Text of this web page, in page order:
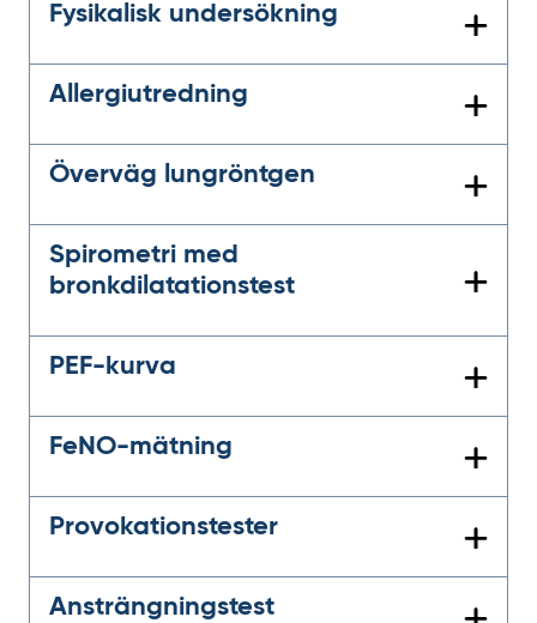
Fysikalisk undersökning
Allergiutredning
Överväg lungröntgen
Spirometri med
bronkdilatationstest
PEF-kurva
FeNO-mätning
Provokationstester
Ansträngningstest